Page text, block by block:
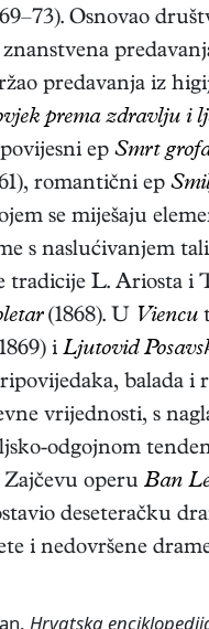
). Osnovao
predavanja iz
prema zdravlju i
ep Smrt
, romantični ep
se miješaju
s naslućivanjem
tradicije L. Ariosta i
(1868). U Viencu
i Ljutovid
balada i
vrijednosti, s
odgojnom
operu Ban
deseteračku
i nedovršene
Hrvatska